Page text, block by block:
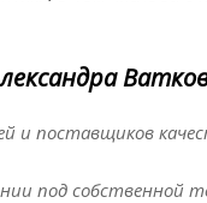
и поставщиков
под собственной